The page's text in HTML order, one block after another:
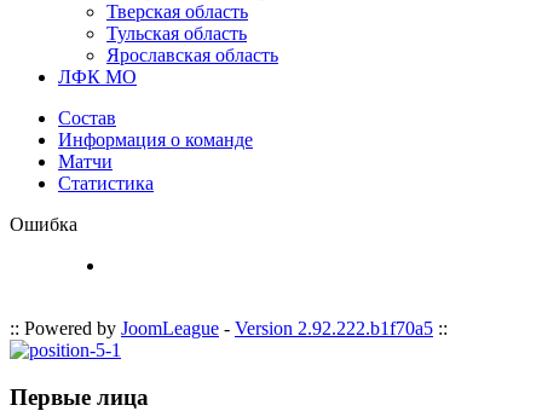
Тверская область
Тульская область
Ярославская область
ЛФК МО
Состав
Информация о команде
Матчи
Статистика
Ошибка
:: Powered by JoomLeague - Version 2.92.222.b1f70a5 ::
Первые лица